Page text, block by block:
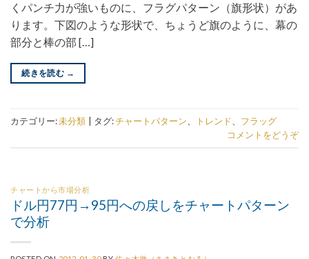
くパンチ力が強いものに、フラグパターン（旗形状）があ
ります。下図のような形状で、ちょうど旗のように、幕の
部分と棒の部 […]
続きを読む →
カテゴリー:未分類 タグ:チャートパターン トレンド
フラッグ
コメントをどうぞ
チャートから市場分析
ドル円77円→95円への戻しをチャートパターン
で分析